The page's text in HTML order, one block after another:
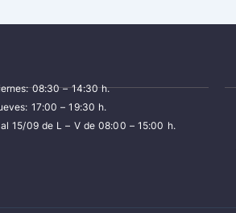
08:30 – 14:30 h.
17:00 – 19:30 h.
15/09 de L – V de 08:00 – 15:00 h.